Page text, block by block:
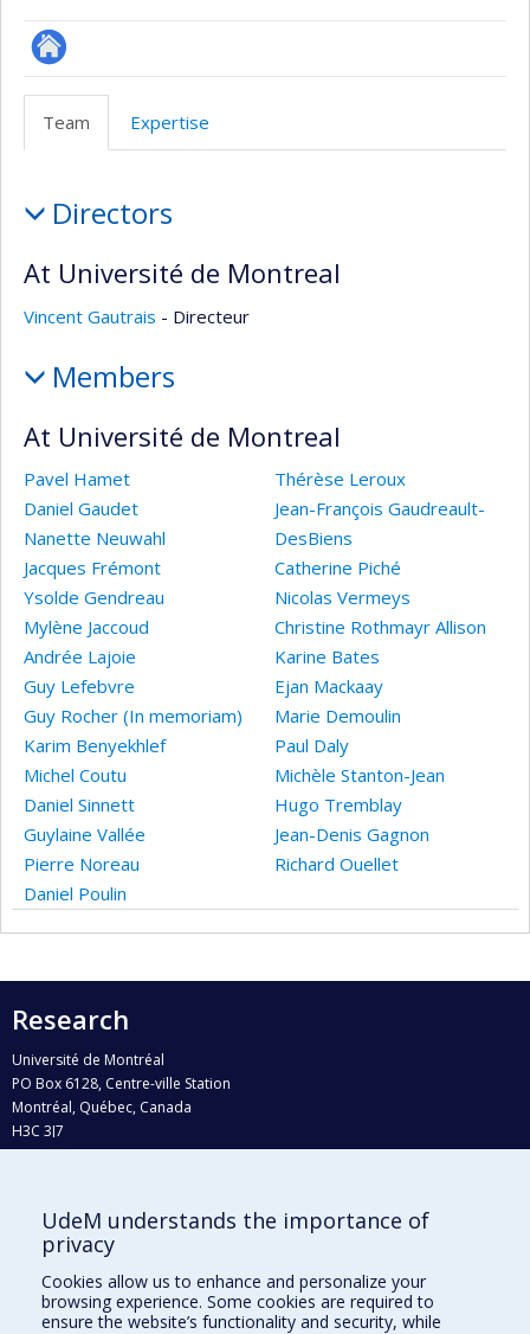
Site
recherche
Team Expertise
Directors
At Université de Montreal
Vincent Gautrais - Directeur
Members
At Université de Montreal
Pavel Hamet
Daniel Gaudet
Nanette Neuwahl
Jacques Frémont
Ysolde Gendreau
Mylène Jaccoud
Andrée Lajoie
Guy Lefebvre
Guy Rocher (In memoriam)
Karim Benyekhlef
Michel Coutu
Daniel Sinnett
Guylaine Vallée
Pierre Noreau
Daniel Poulin
Thérèse Leroux
Jean-François Gaudreault-
DesBiens
Catherine Piché
Nicolas Vermeys
Christine Rothmayr Allison
Karine Bates
Ejan Mackaay
Marie Demoulin
Paul Daly
Michèle Stanton-Jean
Hugo Tremblay
Jean-Denis Gagnon
Richard Ouellet
Research
Université de Montréal
PO Box 6128, Centre-ville Station
Montréal, Québec, Canada
H3C 3J7
Who does what?
Find us
Site map
UdeM understands the importance of
privacy
Cookies allow us to enhance and personalize your
browsing experience. Some cookies are required to
ensure the website’s functionality and security, while